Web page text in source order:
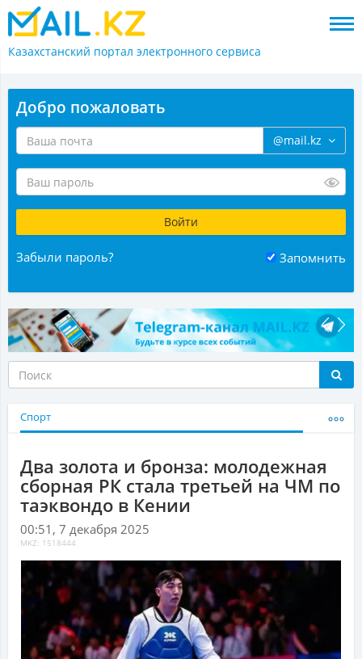
Казахстанский портал электронного сервиса
Добро пожаловать
@mail.kz
Забыли пароль? Запомнить
Спорт
Два золота и бронза: молодежная
сборная РК стала третьей на ЧМ по
таэквондо в Кении
00:51, 7 декабря 2025
MKZ: 1518444